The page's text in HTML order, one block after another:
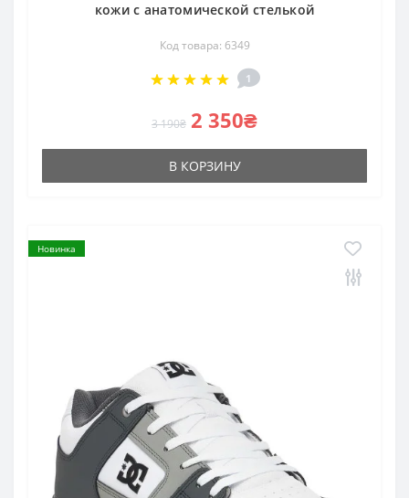
кожи с анатомической стелькой
Код товара: 6349
1
3 190₴ 2 350₴
В КОРЗИНУ
Новинка